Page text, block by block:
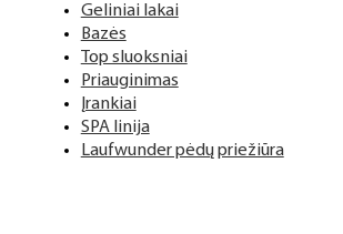
Geliniai lakai
Bazės
Top sluoksniai
Priauginimas
Įrankiai
SPA linija
Laufwunder pėdų priežiūra